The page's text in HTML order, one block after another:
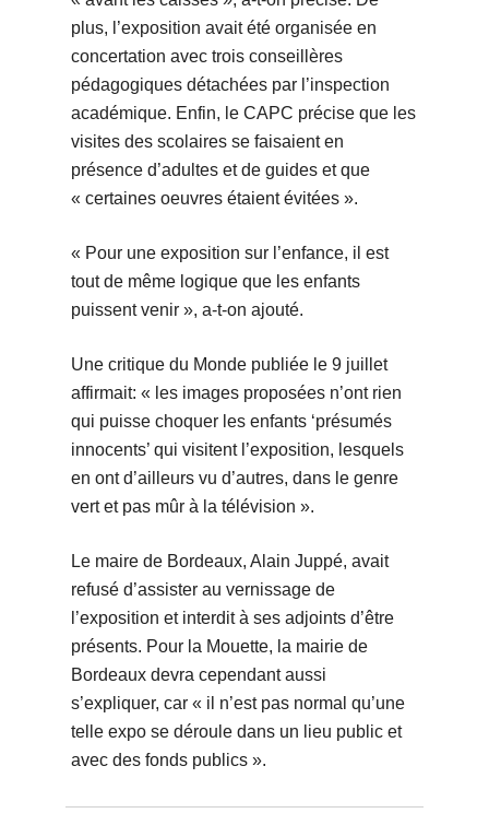
plus, l’exposition avait été organisée en
concertation avec trois conseillères
pédagogiques détachées par l’inspection
académique. Enfin, le CAPC précise que les
visites des scolaires se faisaient en
présence d’adultes et de guides et que
« certaines oeuvres étaient évitées ».
« Pour une exposition sur l’enfance, il est
tout de même logique que les enfants
puissent venir », a-t-on ajouté.
Une critique du Monde publiée le 9 juillet
affirmait: « les images proposées n’ont rien
qui puisse choquer les enfants ‘présumés
innocents’ qui visitent l’exposition, lesquels
en ont d’ailleurs vu d’autres, dans le genre
vert et pas mûr à la télévision ».
Le maire de Bordeaux, Alain Juppé, avait
refusé d’assister au vernissage de
l’exposition et interdit à ses adjoints d’être
présents. Pour la Mouette, la mairie de
Bordeaux devra cependant aussi
s’expliquer, car « il n’est pas normal qu’une
telle expo se déroule dans un lieu public et
avec des fonds publics ».